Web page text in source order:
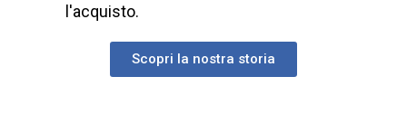
l'acquisto.
Scopri la nostra storia